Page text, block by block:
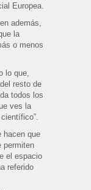
Europea.
además,
la
o menos
lo que,
resto de
todos los
ves la
hacen que
permiten
el espacio
referido